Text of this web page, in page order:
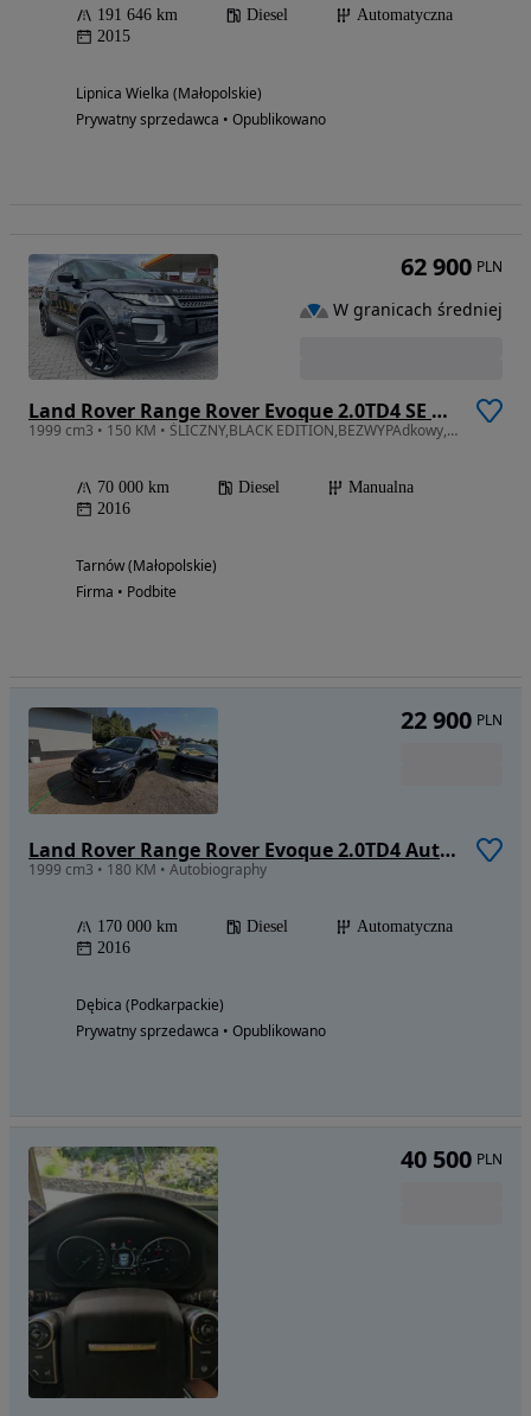
191 646 km Diesel
Automatyczna
2015
Lipnica Wielka (Małopolskie)
Prywatny sprzedawca • Opublikowano
Land Rover Range Rover Evoque 2.0TD4 SE Dynamic
1999 cm3 • 150 KM • ŚLICZNY,BLACK EDITION,BEZWYPAdkowy,Serwisowany,Niski Przebieg,Warto!
70 000 km Diesel
Manualna
2016
Tarnów (Małopolskie)
Firma • Podbite
62 900 PLN
W granicach średniej
Land Rover Range Rover Evoque 2.0TD4 Autobiography
1999 cm3 • 180 KM • Autobiography
170 000 km Diesel
Automatyczna
2016
Dębica (Podkarpackie)
Prywatny sprzedawca • Opublikowano
22 900 PLN
40 500 PLN